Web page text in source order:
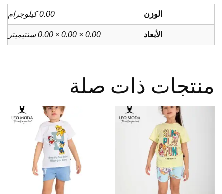
الوزن 0.00 كيلوجرام
الأبعاد 0.00 × 0.00 × 0.00 سنتيميتر
منتجات ذات صلة